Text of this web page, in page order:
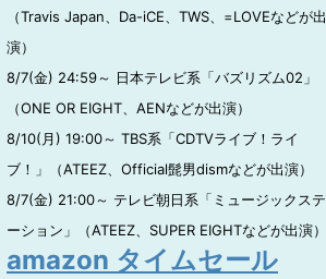
（Travis Japan、Da-iCE、TWS、=LOVEなどが出
演）
8/7(金) 24:59～ 日本テレビ系「バズリズム02」
（ONE OR EIGHT、AENなどが出演）
8/10(月) 19:00～ TBS系「CDTVライブ！ライ
ブ！」（ATEEZ、Official髭男dismなどが出演）
8/7(金) 21:00～ テレビ朝日系「ミュージックステ
ーション」（ATEEZ、SUPER EIGHTなどが出演）
amazon タイムセール